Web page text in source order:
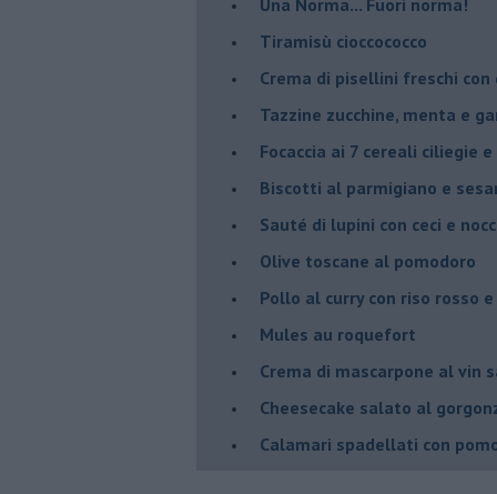
Una Norma... Fuori norma!
Tiramisù cioccococco
Crema di pisellini freschi
Tazzine zucchine, menta e
Focaccia ai 7 cereali ciliegie
Biscotti al parmigiano e
Sauté di lupini con ceci e
Olive toscane al pomodoro
Pollo al curry con riso rosso
Mules au roquefort
Crema di mascarpone al vin
Cheesecake salato al
Calamari spadellati con